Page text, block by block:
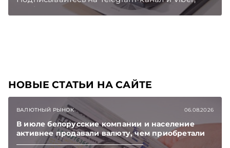
чтобы не пропускать новые статьи
НОВЫЕ СТАТЬИ НА САЙТЕ
ВАЛЮТНЫЙ РЫНОК 06.08.2026
В июле белорусские компании и население
активнее продавали валюту, чем приобретали